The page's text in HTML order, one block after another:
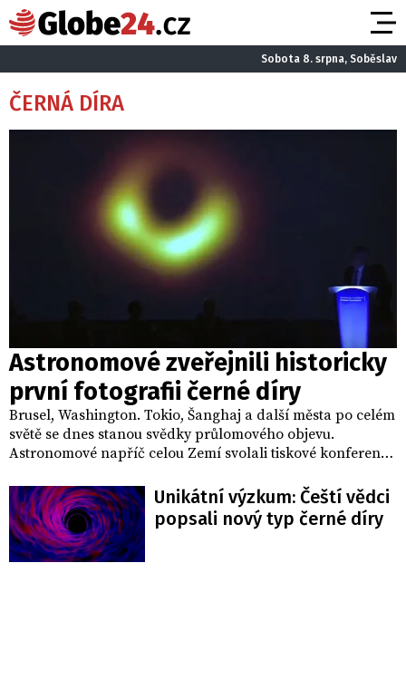
Sobota 8. srpna, Soběslav
ČERNÁ DÍRA
Astronomové zveřejnili historicky
první fotografii černé díry
Brusel, Washington. Tokio, Šanghaj a další města po celém
světě se dnes stanou svědky průlomového objevu.
Astronomové napříč celou Zemí svolali tiskové konference
objevy ve zkoumání černých děr. Poprvé světu odhalili
fotografii horizontu událostí, čímž se po více než sto letech
definitivně potvrdila existence černých děr.
Unikátní výzkum: Čeští vědci
popsali nový typ černé díry